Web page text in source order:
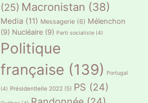
(25) Macronistan (38)
Media (11) Messagerie (6) Mélenchon
(9) Nucléaire (9) Parti socialiste (4)
Politique
française (139) Portugal
(4) Présidentlelle 2022 (5) PS (24)